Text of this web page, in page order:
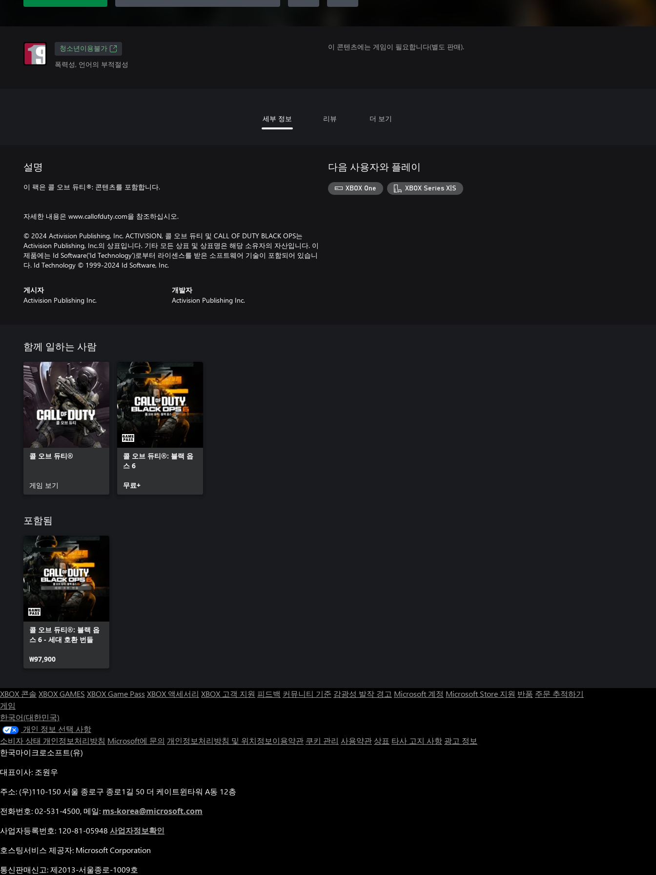
청소년이용불가
폭력성, 언어의 부적절성
이 콘텐츠에는 게임이 필요합니다(별도 판매).
세부 정보 리뷰 더 보기
설명
이 팩은 콜 오브 듀티®: 콘텐츠를 포함합니다.
자세한 내용은 www.callofduty.com을 참조하십시오.
© 2024 Activision Publishing, Inc. ACTIVISION, 콜 오브 듀티 및 CALL OF DUTY BLACK OPS는
Activision Publishing, Inc.의 상표입니다. 기타 모든 상표 및 상표명은 해당 소유자의 자산입니다. 이
제품에는 Id Software('Id Technology')로부터 라이센스를 받은 소프트웨어 기술이 포함되어 있습니
다. Id Technology © 1999-2024 Id Software, Inc.
게시자
Activision Publishing Inc.
개발자
Activision Publishing Inc.
다음 사용자와 플레이
XBOX One XBOX Series X|S
함께 일하는 사람
콜 오브 듀티®
게임 보기
콜 오브 듀티®: 블랙 옵
스 6
무료+
포함됨
콜 오브 듀티®: 블랙 옵
스 6 - 세대 호환 번들
₩97,900
XBOX 콘솔 XBOX GAMES XBOX Game Pass XBOX 액세서리 XBOX 고객 지원 피드백 커뮤니티 기준 감광성 발작 경고 Microsoft 계정 Microsoft Store 지원 반품 주문 추적하기
게임
한국어(대한민국)
개인 정보 선택 사항
소비자 상태 개인정보처리방침 Microsoft에 문의 개인정보처리방침 및 위치정보이용약관 쿠키 관리 사용약관 상표 타사 고지 사항 광고 정보
한국마이크로소프트(유)
대표이사: 조원우
주소: (우)110-150 서울 종로구 종로1길 50 더 케이트윈타워 A동 12층
전화번호: 02-531-4500, 메일: ms-korea@microsoft.com
사업자등록번호: 120-81-05948 사업자정보확인
호스팅서비스 제공자: Microsoft Corporation
통신판매신고: 제2013-서울종로-1009호